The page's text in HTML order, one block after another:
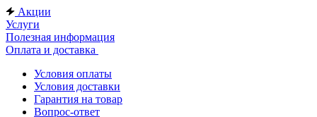
Акции
Услуги
Полезная информация
Оплата и доставка
Условия оплаты
Условия доставки
Гарантия на товар
Вопрос-ответ